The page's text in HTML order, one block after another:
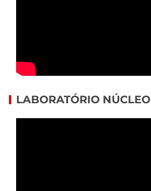
LABORATÓRIO NÚCLEO